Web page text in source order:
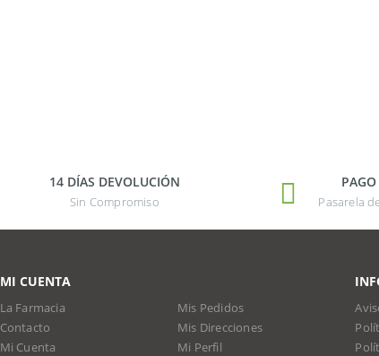
14 DÍAS DEVOLUCIÓN
Sin Compromiso Pasarela
MI CUENTA
La Farmacia
Contacto
Mi Cuenta
Mis Pedidos
Mis Direcciones
Mi Perfil